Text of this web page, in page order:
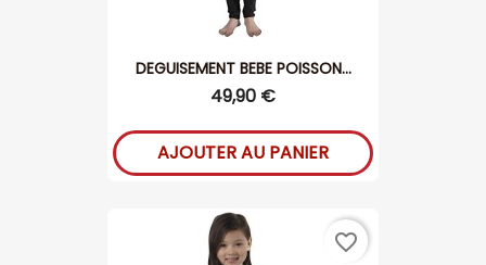
DEGUISEMENT BEBE POISSON...
49,90 €
AJOUTER AU PANIER
favorite_border